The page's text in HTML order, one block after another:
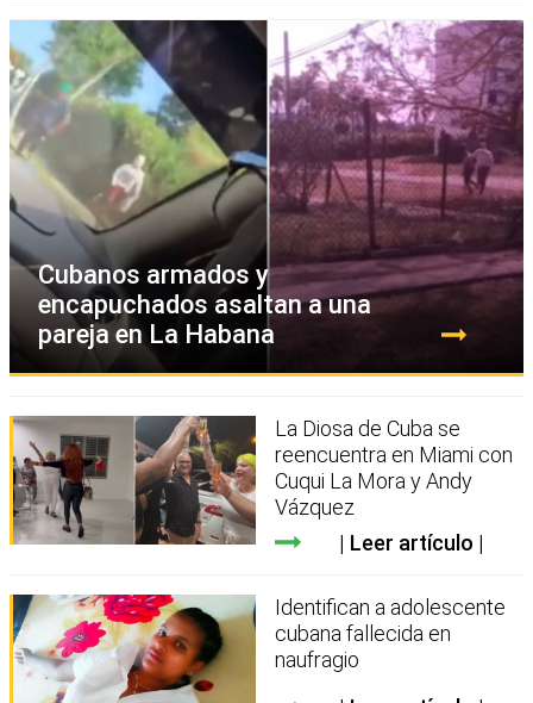
Cubanos armados y
encapuchados asaltan a una
pareja en La Habana
La Diosa de Cuba se
reencuentra en Miami con
Cuqui La Mora y Andy
Vázquez
Leer artículo
Identifican a adolescente
cubana fallecida en
naufragio